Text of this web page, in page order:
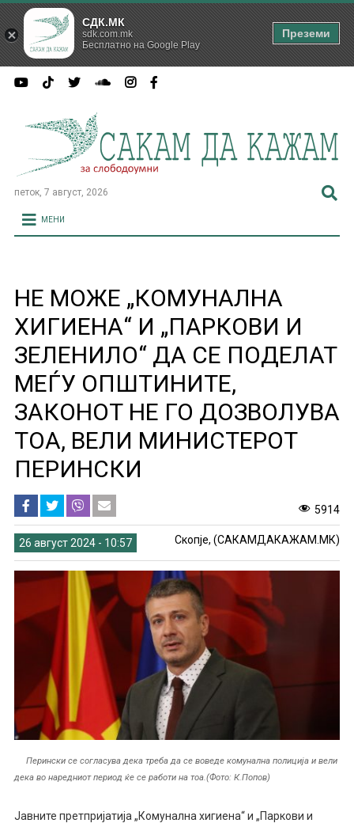
петок, 7 август, 2026
МЕНИ
НЕ МОЖЕ „КОМУНАЛНА
ХИГИЕНА“ И „ПАРКОВИ И
ЗЕЛЕНИЛО“ ДА СЕ ПОДЕЛАТ
МЕЃУ ОПШТИНИТЕ,
ЗАКОНОТ НЕ ГО ДОЗВОЛУВА
ТОА, ВЕЛИ МИНИСТЕРОТ
ПЕРИНСКИ
5914
26 август 2024 - 10:57 Скопје, (САКАМДАКАЖАМ.МК)
Перински се согласува дека треба да се воведе комунална полиција и вели
дека во наредниот период ќе се работи на тоа.(Фото: К.Попов)
Јавните претпријатија „Комунална хигиена“ и „Паркови и
СДК.МК
sdk.com.mk
Бесплатно на Google Play
Преземи